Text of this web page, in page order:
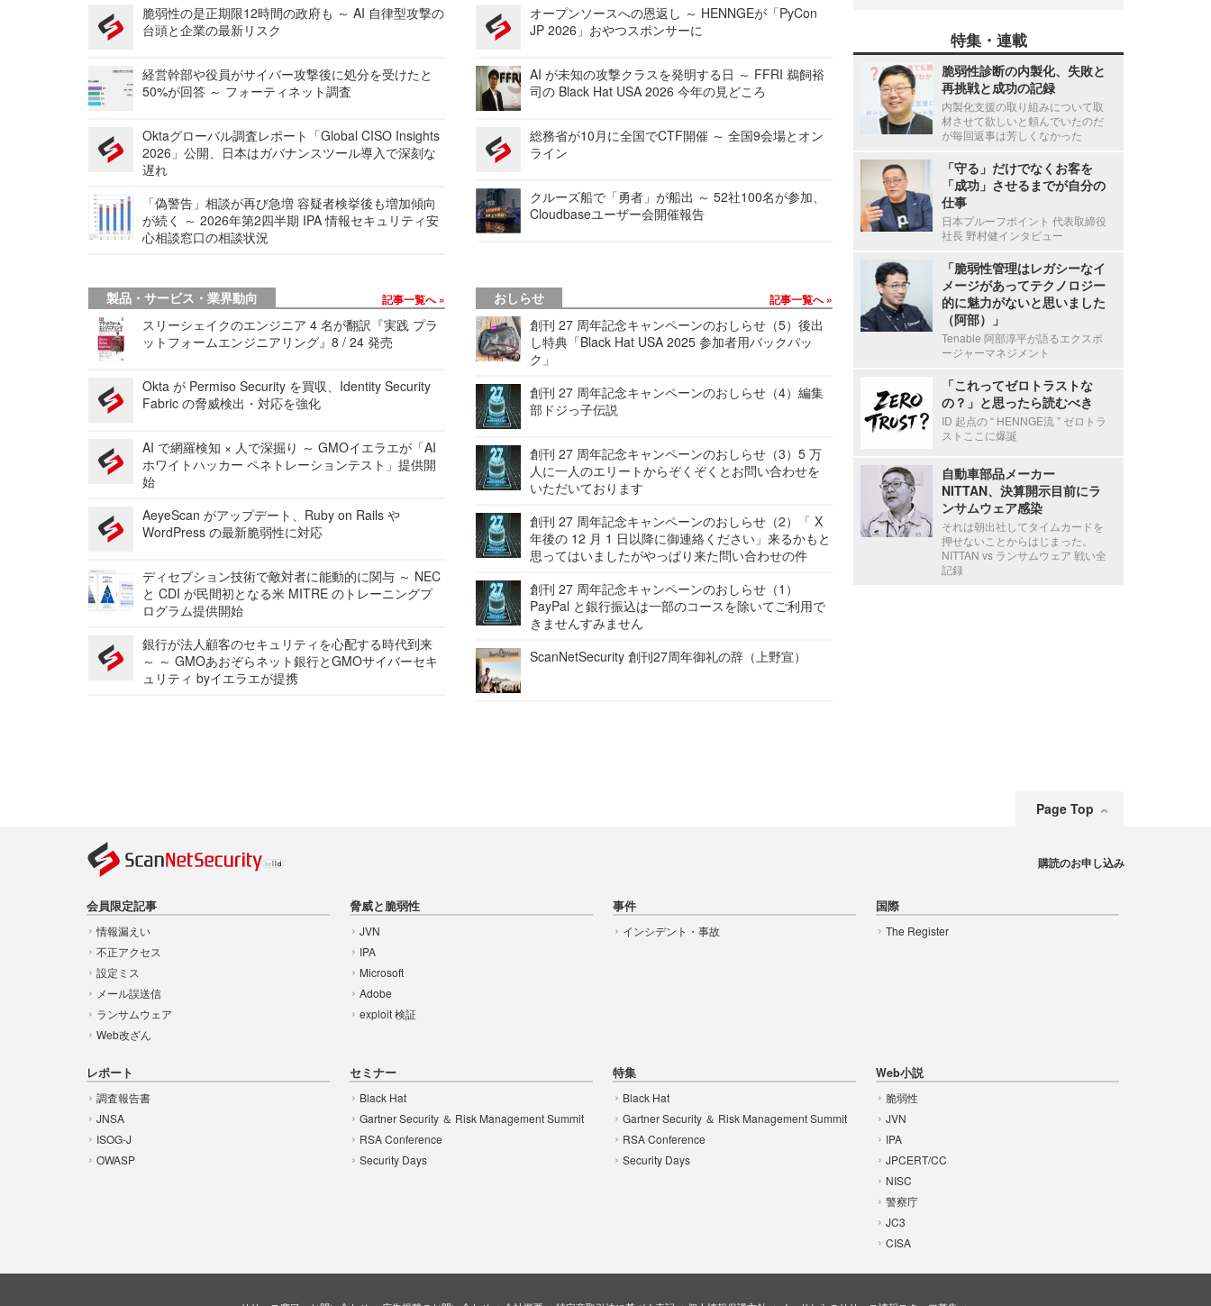
脆弱性の是正期限12時間の政府も ～ AI 自律型攻撃の
台頭と企業の最新リスク
経営幹部や役員がサイバー攻撃後に処分を受けたと
50%が回答 ～ フォーティネット調査
Oktaグローバル調査レポート「Global CISO Insights
2026」公開、日本はガバナンスツール導入で深刻な
遅れ
「偽警告」相談が再び急増 容疑者検挙後も増加傾向
が続く ～ 2026年第2四半期 IPA 情報セキュリティ安
心相談窓口の相談状況
オープンソースへの恩返し ～ HENNGEが「PyCon
JP 2026」おやつスポンサーに
AI が未知の攻撃クラスを発明する日 ～ FFRI 鵜飼裕
司の Black Hat USA 2026 今年の見どころ
総務省が10月に全国でCTF開催 ～ 全国9会場とオン
ライン
クルーズ船で「勇者」が船出 ～ 52社100名が参加、
Cloudbaseユーザー会開催報告
製品・サービス・業界動向 記事一覧へ
スリーシェイクのエンジニア 4 名が翻訳『実践 プラ
ットフォームエンジニアリング』8 / 24 発売
Okta が Permiso Security を買収、Identity Security
Fabric の脅威検出・対応を強化
AI で網羅検知 × 人で深掘り ～ GMOイエラエが「AI
ホワイトハッカー ペネトレーションテスト」提供開
始
AeyeScan がアップデート、Ruby on Rails や
WordPress の最新脆弱性に対応
ディセプション技術で敵対者に能動的に関与 ～ NEC
と CDI が民間初となる米 MITRE のトレーニングプ
ログラム提供開始
銀行が法人顧客のセキュリティを心配する時代到来
～ ～ GMOあおぞらネット銀行とGMOサイバーセキ
ュリティ byイエラエが提携
おしらせ 記事一覧へ
創刊 27 周年記念キャンペーンのおしらせ（5）後出
し特典「Black Hat USA 2025 参加者用バックパッ
ク」
創刊 27 周年記念キャンペーンのおしらせ（4）編集
部ドジっ子伝説
創刊 27 周年記念キャンペーンのおしらせ（3）5 万
人に一人のエリートからぞくぞくとお問い合わせを
いただいております
創刊 27 周年記念キャンペーンのおしらせ（2）「 X
年後の 12 月 1 日以降に御連絡ください」来るかもと
思ってはいましたがやっぱり来た問い合わせの件
創刊 27 周年記念キャンペーンのおしらせ（1）
PayPal と銀行振込は一部のコースを除いてご利用で
きませんすみません
ScanNetSecurity 創刊27周年御礼の辞（上野宣）
特集・連載
脆弱性診断の内製化、失敗と
再挑戦と成功の記録
内製化支援の取り組みについて取
材させて欲しいと頼んでいたのだ
が毎回返事は芳しくなかった
「守る」だけでなくお客を
「成功」させるまでが自分の
仕事
日本プルーフポイント 代表取締役
社長 野村健インタビュー
「脆弱性管理はレガシーなイ
メージがあってテクノロジー
的に魅力がないと思いました
（阿部）」
Tenable 阿部淳平が語るエクスポ
ージャーマネジメント
「これってゼロトラストな
の？」と思ったら読むべき
ID 起点の “ HENNGE流 ” ゼロトラ
ストここに爆誕
自動車部品メーカー
NITTAN、決算開示目前にラ
ンサムウェア感染
それは朝出社してタイムカードを
押せないことからはじまった。
NITTAN vs ランサムウェア 戦い全
記録
Page Top
会員限定記事
情報漏えい
不正アクセス
設定ミス
メール誤送信
ランサムウェア
Web改ざん
脅威と脆弱性
JVN
IPA
Microsoft
Adobe
exploit 検証
事件
インシデント・事故
国際
The Register
レポート
調査報告書
JNSA
ISOG-J
OWASP
セミナー
Black Hat
Gartner Security ＆ Risk Management Summit
RSA Conference
Security Days
特集
Black Hat
Gartner Security ＆ Risk Management Summit
RSA Conference
Security Days
Web小説
脆弱性
JVN
IPA
JPCERT/CC
NISC
警察庁
JC3
CISA
購読のお申し込み